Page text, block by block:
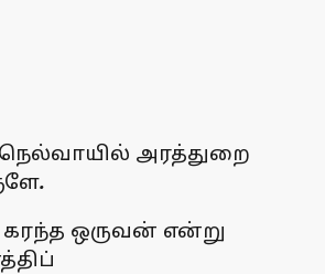
நெல்வாயில் அரத்துறை
.
கரந்த ஒருவன் என்று